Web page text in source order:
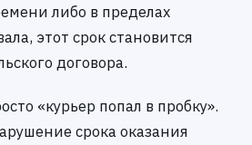
либо в пределах
этот срок становится
договора.
«курьер попал в пробку».
срока оказания